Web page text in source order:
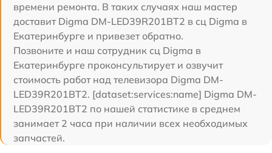
времени ремонта. В таких случаях наш мастер
доставит Digma DM-LED39R201BT2 в сц Digma в
Екатеринбурге и привезет обратно.
Позвоните и наш сотрудник сц Digma в
Екатеринбурге проконсультирует и озвучит
стоимость работ над телевизора Digma DM-
LED39R201BT2. [dataset:services:name] Digma DM-
LED39R201BT2 по нашей статистике в среднем
занимает 2 часа при наличии всех необходимых
запчастей.